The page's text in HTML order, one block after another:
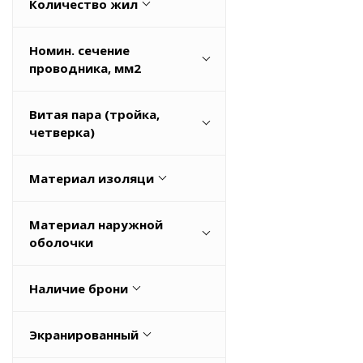
Количество жил
10
Весь список
Номин. сечение
проводника, мм2
0,14
Витая пара (тройка,
четверка)
Нет
Материал изоляци
Резина
Материал наружной
оболочки
NEOPRENE
Наличие брони
Экранированный